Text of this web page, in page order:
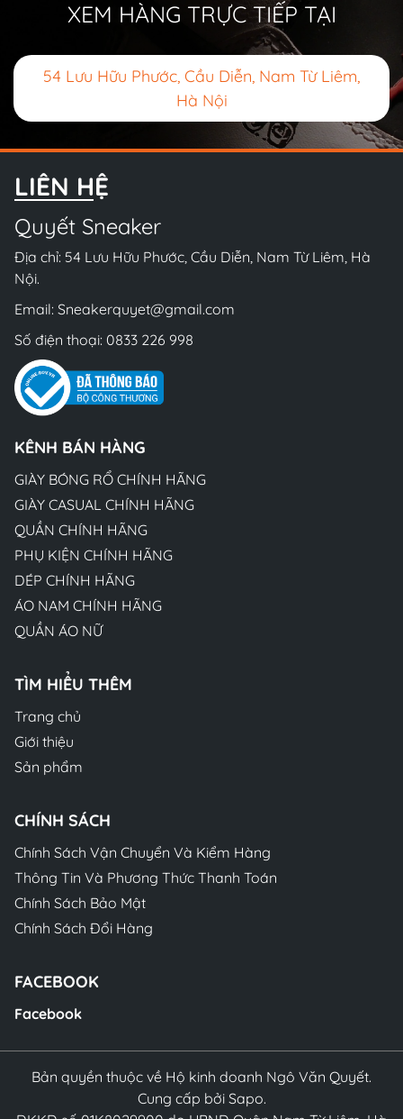
XEM HÀNG TRỰC TIẾP TẠI
54 Lưu Hữu Phước, Cầu Diễn, Nam Từ Liêm,
Hà Nội
LIÊN HỆ
Quyết Sneaker
Địa chỉ: 54 Lưu Hữu Phước, Cầu Diễn, Nam Từ Liêm, Hà
Nội.
Email: Sneakerquyet@gmail.com
Số điện thoại: 0833 226 998
KÊNH BÁN HÀNG
GIÀY BÓNG RỔ CHÍNH HÃNG
GIÀY CASUAL CHÍNH HÃNG
QUẦN CHÍNH HÃNG
PHỤ KIỆN CHÍNH HÃNG
DÉP CHÍNH HÃNG
ÁO NAM CHÍNH HÃNG
QUẦN ÁO NỮ
TÌM HIỂU THÊM
Trang chủ
Giới thiệu
Sản phẩm
CHÍNH SÁCH
Chính Sách Vận Chuyển Và Kiểm Hàng
Thông Tin Và Phương Thức Thanh Toán
Chính Sách Bảo Mật
Chính Sách Đổi Hàng
FACEBOOK
Facebook
Bản quyền thuộc về Hộ kinh doanh Ngô Văn Quyết.
Cung cấp bởi Sapo.